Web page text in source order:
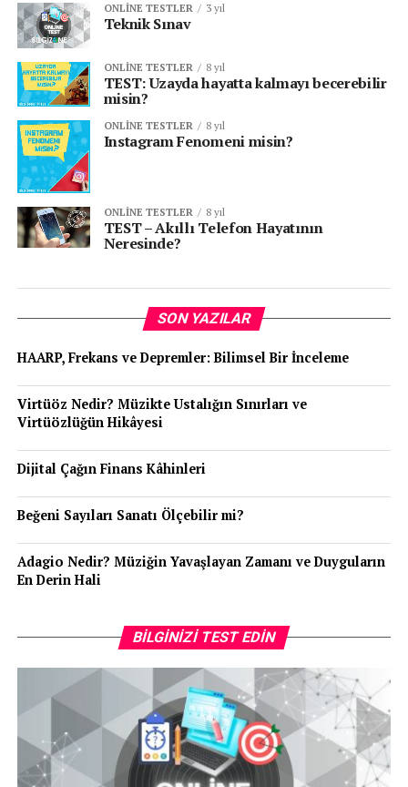
ONLINE TESTLER 3 yıl
Teknik Sınav
ONLINE TESTLER 8 yıl
TEST: Uzayda hayatta kalmayı becerebilir
misin?
ONLINE TESTLER 8 yıl
Instagram Fenomeni misin?
ONLINE TESTLER 8 yıl
TEST – Akıllı Telefon Hayatının
Neresinde?
SON YAZILAR
HAARP, Frekans ve Depremler: Bilimsel Bir İnceleme
Virtüöz Nedir? Müzikte Ustalığın Sınırları ve
Virtüözlüğün Hikâyesi
Dijital Çağın Finans Kâhinleri
Beğeni Sayıları Sanatı Ölçebilir mi?
Adagio Nedir? Müziğin Yavaşlayan Zamanı ve Duyguların
En Derin Hali
BILGINIZI TEST EDIN